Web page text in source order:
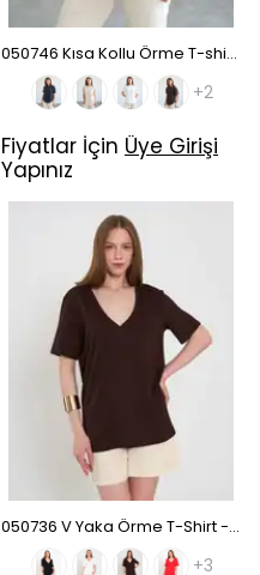
050746 Kısa Kollu Örme T-shirt - Bej
+2
Fiyatlar İçin Üye Girişi
Yapınız
050736 V Yaka Örme T-Shirt - Kahve
+3